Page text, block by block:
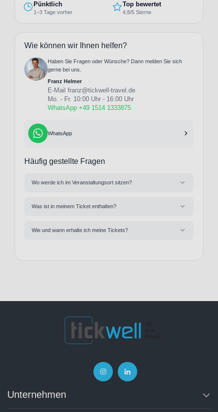
Pünktlich
1–3 Tage vorher
Top bewertet
4,8/5 Sterne
Wie können wir Ihnen helfen?
Haben Sie Fragen oder Wünsche? Dann melden Sie sich
gerne bei uns.
Franz Helmer
E-Mail franz@tickwell-travel.de
Mo. - Fr. 10:00 Uhr - 16:00 Uhr
WhatsApp +49 1514 1333875
WhatsApp
Häufig gestellte Fragen
Wo werde ich im Veranstaltungsort sitzen?
Was ist in meinem Ticket enthalten?
Wie und wann erhalte ich meine Tickets?
Unternehmen